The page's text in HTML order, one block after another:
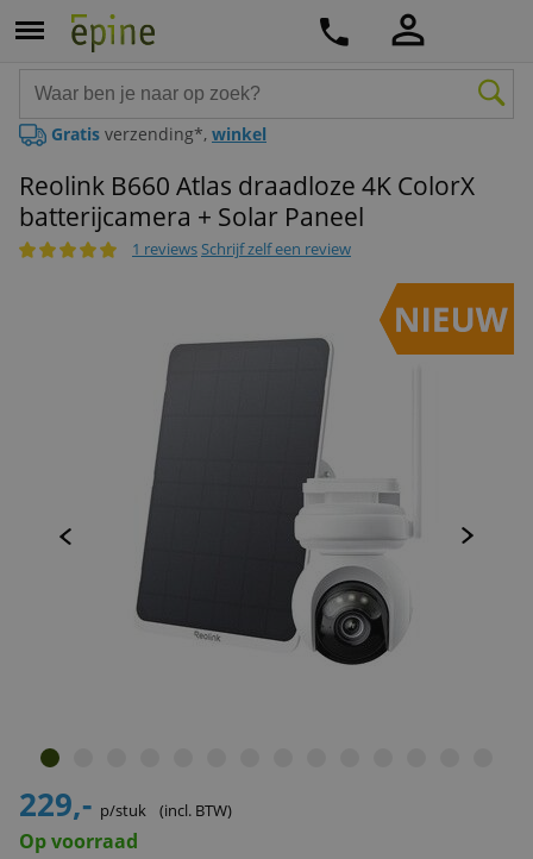
Gratis verzending*, winkel
Reolink B660 Atlas draadloze 4K ColorX
batterijcamera + Solar Paneel
1 reviews Schrijf zelf een review
229,- p/stuk (incl. BTW)
Op voorraad